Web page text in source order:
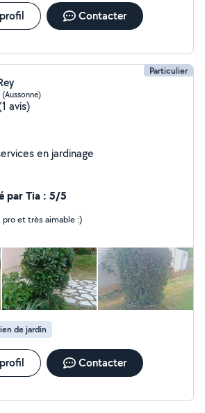
Nous remettons votre jardin
débroussaillage
Contacter
Particulier
(Aussonne)
avis)
en jardinage
par Tia : 5/5
et très aimable :)
de jardin
Contacter